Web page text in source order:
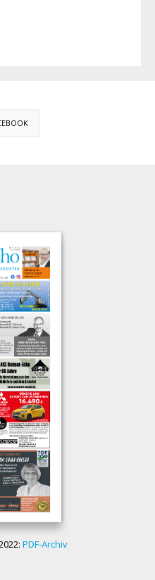
PDF-Archiv